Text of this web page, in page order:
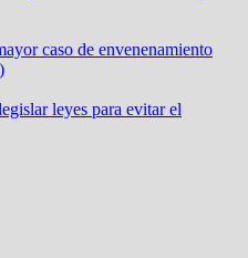
caso de envenenamiento
leyes para evitar el